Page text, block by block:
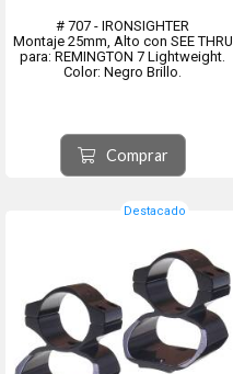
# 707 - IRONSIGHTER
Montaje 25mm, Alto con SEE THRU
para: REMINGTON 7 Lightweight.
Color: Negro Brillo.
Comprar
Destacado